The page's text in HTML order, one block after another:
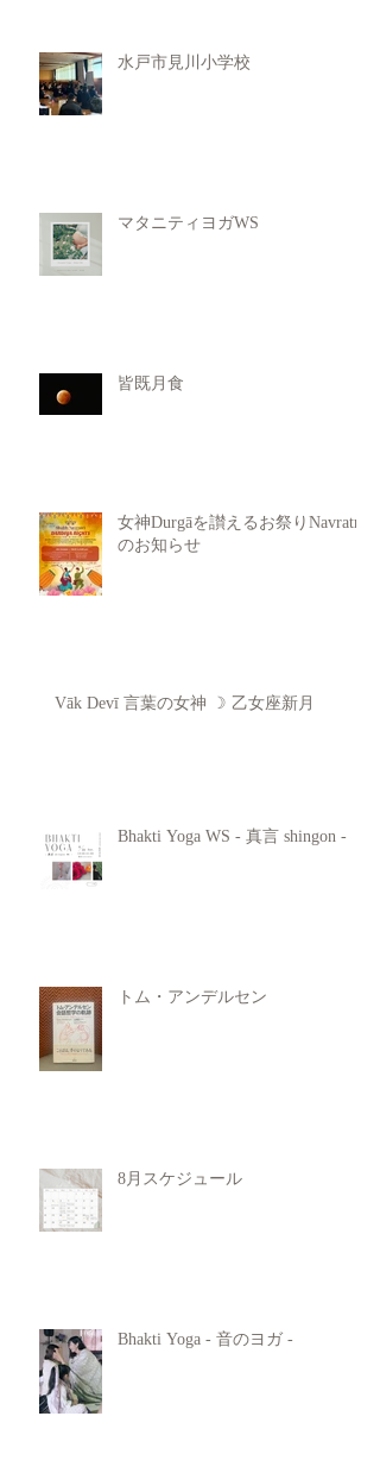
水戸市見川小学校
マタニティヨガWS
皆既月食
女神Durgāを讃えるお祭りNavratri
のお知らせ
Vāk Devī 言葉の女神 ☽ 乙女座新月
Bhakti Yoga WS - 真言 shingon -
トム・アンデルセン
8月スケジュール
Bhakti Yoga - 音のヨガ -